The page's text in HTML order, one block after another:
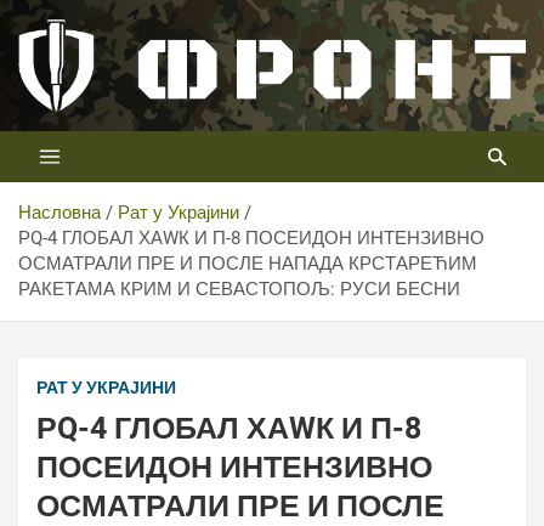
Скип
цонтент
Телевизија ФРОНТ
Први војни канал у Србији
Насловна
Рат у Украјини
РQ-4 ГЛОБАЛ ХАWК И П-8 ПОСЕИДОН ИНТЕНЗИВНО
ОСМАТРАЛИ ПРЕ И ПОСЛЕ НАПАДА КРСТАРЕЋИМ
РАКЕТАМА КРИМ И СЕВАСТОПОЉ: РУСИ БЕСНИ
РАТ У УКРАЈИНИ
РQ-4 ГЛОБАЛ ХАWК И П-8
ПОСЕИДОН ИНТЕНЗИВНО
ОСМАТРАЛИ ПРЕ И ПОСЛЕ